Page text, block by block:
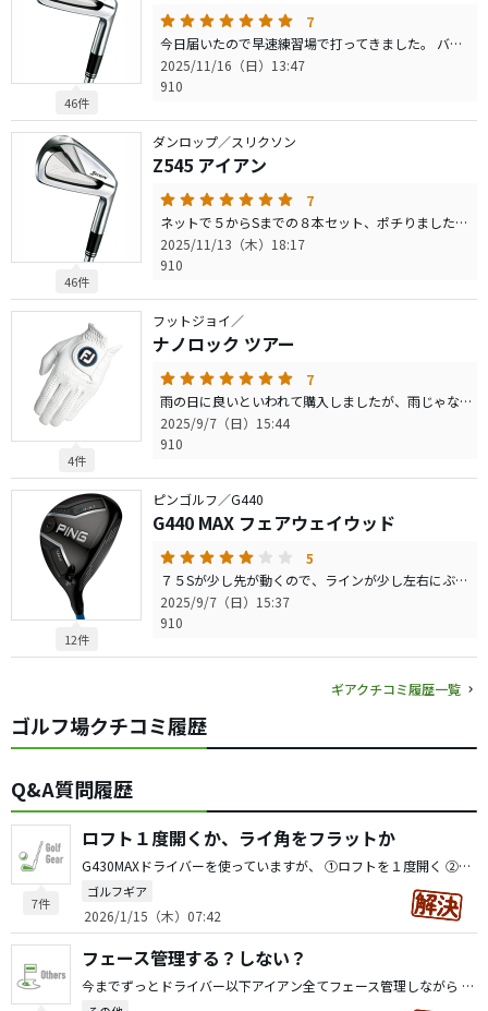
46件
7
今日届いたので早速練習場で打ってきました。 バックライン無しだったらいいなと思っていたので、バックライン無しのグリップでの評価です。 まず打っていて、良い球悪い球関係なしに、Z545アイアンって かっこいいなという気持ちが出ました。 今までモーダス１２０Sを5年以上使い続けていますが、 純正のこのNS９８０DSTが良いです。モーダス１２０Sより軽いはずなのですが、頼りなさはまったくなく、モーダス１２０Sのようなへんなポイントでのぐにゃり感もなく、ただただヘッドの位置を感じやすくさせてくれます。ここは溜めるとこだよ、 ここがミートポイントだよ、と教えてくれるような感じです。 モーダス１２０SとXの間のようなシャフトイメージですね。 これから５０代になっていくので、良いシャフトを手に入れました。 打ち方としては自分から打ちに行ってはダメで、ヘッドの位置をゆったりと待っていれば自然に良い球が出るというオートマチックさを感じました。打ちに行っちゃだめ！ ５番からSWまですべて打ちましたが、秀逸なのが、ヘッドの返りやシャフトのしなり具合が全て一緒ということ。 これはなかなかないので、すごくびっくりしました。 今までG25アイアンというグースの強いアイアンを使っていたので、捕まりはかなり抑えられたなと感じました。あたりまえですが。 打感はそこまで良くはないかな。コースballで次回試したいと 思います。 Z585が出たとき７番アイアンを試し打ちしましたが、それよりは同じ７番でもZ545のほうが少し低めだと思います。
2025/11/16（日）13:47
910
46件
ダンロップ／スリクソン
Z545 アイアン
7
ネットで５からSまでの８本セット、ポチりました。 G25使いですが、最近飽きてきたので、安くなっていたZ545打ってみたいなと思って。 あまり期待せず、今年あと２ラウンドするので、また使用感の口コミしますね。
2025/11/13（木）18:17
910
4件
フットジョイ／
ナノロック ツアー
7
雨の日に良いといわれて購入しましたが、雨じゃないときの 普段のラウンドでも使っています。 破れないし、握りやすいし最高です。 もう1年半も使用し続けてもきれいなままです。 たしかに伸びるので、手が大きい私でも２５です。
2025/9/7（日）15:44
910
12件
ピンゴルフ／G440
G440 MAX フェアウェイウッド
5
７５Sが少し先が動くので、ラインが少し左右にぶれるのが嫌で ７５Xをレンタルしました。 しかし、７５Xだと、重量が６７Gあるので、重く感じます。 しなり具合は最高にちょうどいいのですが、重さが気になり 力が入って少し左に行きがち。 仕方ないので、またブラックの６５Xをレンタルしました。 また報告します。
2025/9/7（日）15:37
910
ギアクチコミ履歴一覧
ゴルフ場クチコミ履歴
Q&A質問履歴
7件
ロフト１度開くか、ライ角をフラットか
G430MAXドライバーを使っていますが、 ①ロフトを１度開く ②ライ角をフラットにする だとどちらが左にいきにくいでしょうか？ 経験から教えて頂きたいです。
ゴルフギア
2026/1/15（木）07:42
フェース管理する？しない？
今までずっとドライバー以下アイアン全てフェース管理しながら 打っていましたが、たまたま昨日ドライバーの調子が最悪だった ので、フェース管理など考えずに、野球のバットを振るように打ったところ過去１０年の中で一番飛距離が出て驚きました。 手首ゆるゆるで勝手に自然いフェースが返ってる感じです。 フェース管理ゼロなので、どこに飛んでいくかわからない恐怖でしたが、ボールは最高のストレートボールでした。 で、皆様はこのようにフェース管理しないで打っていて、その スイングに合わせてカチャカチャなどでフェース面の調整をしていますでしょうか？ それとも手首固定してできるだけフェース管理をしてゴルフを していますでしょうか？ 参考にしたいと思いまして書き込みました。 よろしくお願いいたします。